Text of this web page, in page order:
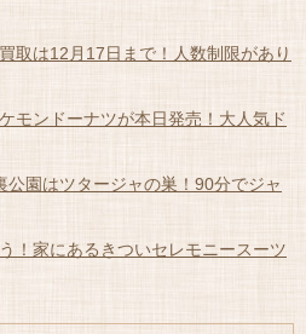
取は12月17日まで！人数制限があり
モンドーナツが本日発売！大人気ド
公園はツタージャの巣！90分でジャ
！家にあるきついセレモニースーツ